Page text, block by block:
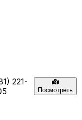
221-
Посмотреть